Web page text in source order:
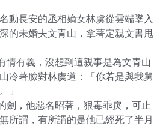
動長安的丞相嫡女林虞從雲端墜入
的未婚夫文青山，拿著定親文書甩
冷著臉對林虞道：「你若是與我舅
」
所謂，有所謂的是他已經死了半月